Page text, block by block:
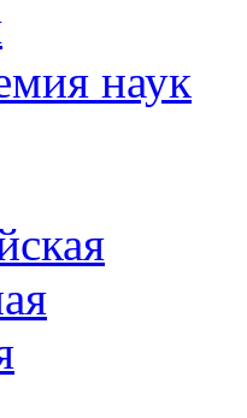
наук